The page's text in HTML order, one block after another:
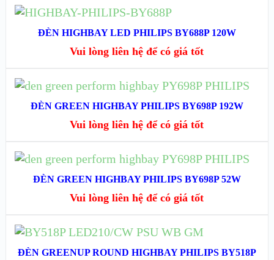
XEM NHANH
XEM CHI TIẾT
ĐỌC TIẾP
ĐÈN HIGHBAY LED PHILIPS BY688P 120W
Vui lòng liên hệ để có giá tốt
XEM NHANH
XEM CHI TIẾT
ĐỌC TIẾP
ĐÈN GREEN HIGHBAY PHILIPS BY698P 192W
Vui lòng liên hệ để có giá tốt
XEM NHANH
XEM CHI TIẾT
ĐỌC TIẾP
ĐÈN GREEN HIGHBAY PHILIPS BY698P 52W
Vui lòng liên hệ để có giá tốt
ĐỌC TIẾP
ĐÈN GREENUP ROUND HIGHBAY PHILIPS BY518P